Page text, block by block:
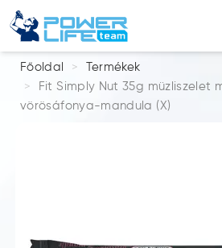
Főoldal
Termékek
Fit Simply Nut 35g müzliszelet
vörösáfonya-mandula (X)